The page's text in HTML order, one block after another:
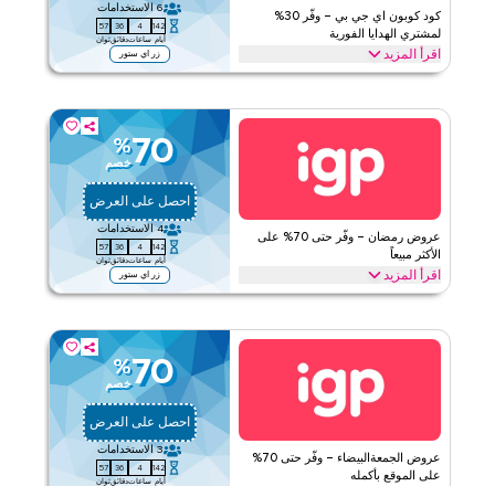
كود كوبون اي جي بي – وفّر 30%
لمشتري الهدايا الفورية
اقرأ المزيد
6 الاستخدامات
142
أيام
4
ساعات
36
دقائق
57
ثوان
زر اي ستور
احصل على خصم 30% مع عرض اي جي بي على أفضل الهدايا مثل باقات
وأكواب ومخدات مخصصة. استمتع بتوفيراتك فوراً.
الأحكام والشروط
ويب/تطبيق
على مستوى الموقع
اقرأ أقل
عروض رمضان – وفّر حتى 70% على
الأكثر مبيعاً
اقرأ المزيد
70
%
خصم
احصل على العرض
4 الاستخدامات
142
أيام
4
ساعات
36
دقائق
57
ثوان
زر اي ستور
وفّر حتى 70% خلال رمضان مع عرض اي جي بي على كل ما تحتاجه. من
رمضان، وسلال الهدايا الاحتفالية. افتح عرضك اليوم.
الأحكام والشروط
ويب/تطبيق
على مستوى الموقع
عروض الجمعةالبيضاء – وفّر حتى 70%
على الموقع بأكمله
70
%
خصم
احصل على العرض
3 الاستخدامات
142
أيام
4
ساعات
36
دقائق
57
ثوان